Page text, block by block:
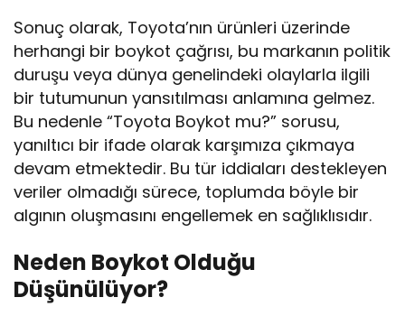
Sonuç olarak, Toyota’nın ürünleri üzerinde
herhangi bir boykot çağrısı, bu markanın politik
duruşu veya dünya genelindeki olaylarla ilgili
bir tutumunun yansıtılması anlamına gelmez.
Bu nedenle “Toyota Boykot mu?” sorusu,
yanıltıcı bir ifade olarak karşımıza çıkmaya
devam etmektedir. Bu tür iddiaları destekleyen
veriler olmadığı sürece, toplumda böyle bir
algının oluşmasını engellemek en sağlıklısıdır.
Neden Boykot Olduğu
Düşünülüyor?